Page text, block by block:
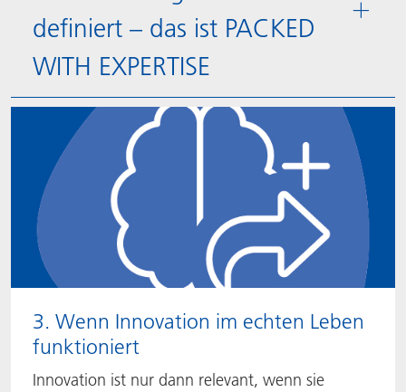
definiert – das ist PACKED
WITH EXPERTISE
3. Wenn Innovation im echten Leben
funktioniert
Innovation ist nur dann relevant, wenn sie